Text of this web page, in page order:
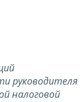
руководителя
налоговой